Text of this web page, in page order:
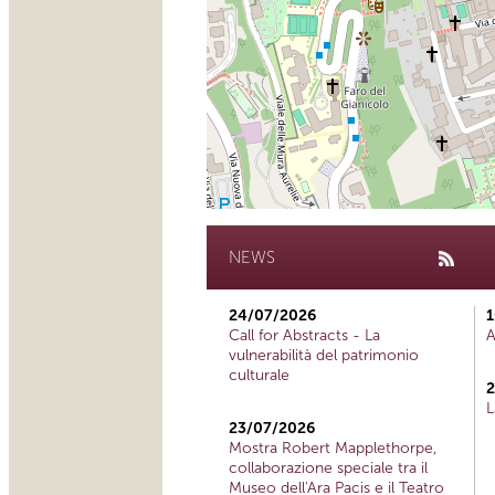
NEWS
24/07/2026
Call for Abstracts - La
vulnerabilità del patrimonio
culturale
23/07/2026
Mostra Robert Mapplethorpe,
collaborazione speciale tra il
Museo dell'Ara Pacis e il Teatro